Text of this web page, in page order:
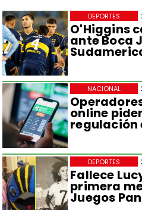
O'Higgins
ante Boca
DEPORTES
online
regulación
NACIONAL
Fallece
primera
Juegos
DEPORTES